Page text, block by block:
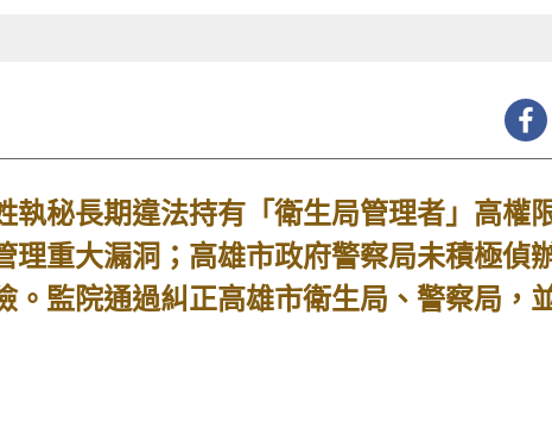
執秘長期違法持有「衛生局管理者」高權
理重大漏洞；高雄市政府警察局未積極偵
。監院通過糾正高雄市衛生局、警察局，